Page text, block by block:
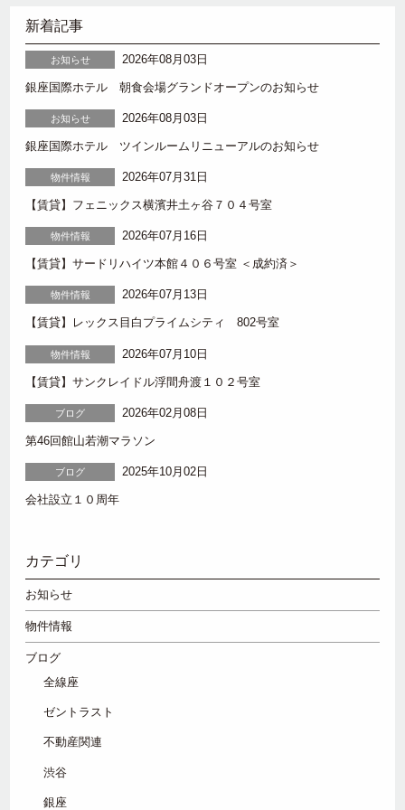
新着記事
お知らせ 2026年08月03日
銀座国際ホテル 朝食会場グランドオープンのお知らせ
お知らせ 2026年08月03日
銀座国際ホテル ツインルームリニューアルのお知らせ
物件情報 2026年07月31日
【賃貸】フェニックス横濱井土ヶ谷７０４号室
物件情報 2026年07月16日
【賃貸】サードリハイツ本館４０６号室 ＜成約済＞
物件情報 2026年07月13日
【賃貸】レックス目白プライムシティ 802号室
物件情報 2026年07月10日
【賃貸】サンクレイドル浮間舟渡１０２号室
ブログ 2026年02月08日
第46回館山若潮マラソン
ブログ 2025年10月02日
会社設立１０周年
カテゴリ
お知らせ
物件情報
ブログ
全線座
ゼントラスト
不動産関連
渋谷
銀座